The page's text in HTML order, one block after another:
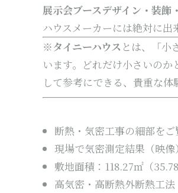
展示会ブースデザイン・装飾
ハウスメーカーには絶対に出
※タイニーハウス とは、「小
います。どれだけ小さいの
して参考にできる、貴重な体
断熱・気密工事の細部をご
現場で気密測定結果（映像
敷地面積：118.27㎡（
高気密・高断熱外断熱工法